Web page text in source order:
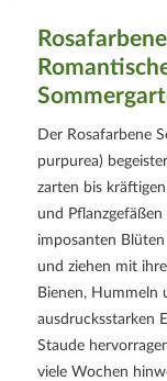
Der Rosafarbene
purpurea)
zarten bis
und
imposanten
und ziehen mit
Bienen, Hummeln
ausdrucksstarken
Staude
viele Wochen